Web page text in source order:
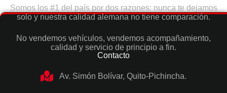
Somos los #1 del país por dos razones: nunca te dejamos
solo y nuestra calidad alemana no tiene comparación.
No vendemos vehículos, vendemos acompañamiento,
calidad y servicio de principio a fin.
Contacto
Av. Simón Bolívar, Quito-Pichincha.